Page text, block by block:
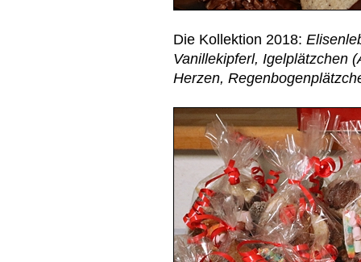
Die Kollektion 2018:
Vanillekipferl, Igelplätzchen
Herzen,